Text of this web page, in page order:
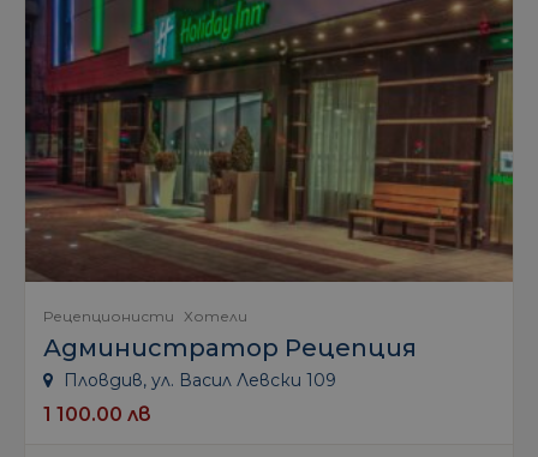
Рецепционисти Хотели
Администратор Рецепция
Пловдив, ул. Васил Левски 109
1 100.00 лв